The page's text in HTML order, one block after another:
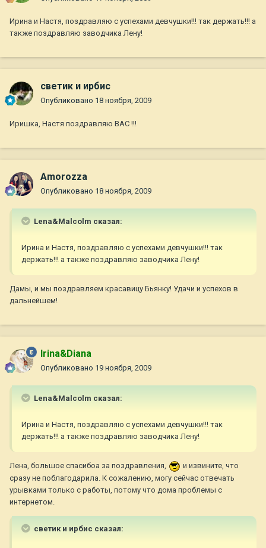
Ирина и Настя, поздравляю с успехами девчушки!!! так держать!!! а
также поздравляю заводчика Лену!
светик и ирбис
Опубликовано 18 ноября, 2009
Иришка, Настя поздравляю ВАС !!!
Amorozza
Опубликовано 18 ноября, 2009
Lena&Malcolm сказал:
Ирина и Настя, поздравляю с успехами девчушки!!! так
держать!!! а также поздравляю заводчика Лену!
Дамы, и мы поздравляем красавицу Бьянку! Удачи и успехов в
дальнейшем!
Irina&Diana
Опубликовано 19 ноября, 2009
Lena&Malcolm сказал:
Ирина и Настя, поздравляю с успехами девчушки!!! так
держать!!! а также поздравляю заводчика Лену!
Лена, большое спасибоа за поздравления,
и извините, что
сразу не поблагодарила. К сожалению, могу сейчас отвечать
урывками только с работы, потому что дома проблемы с
интернетом.
светик и ирбис сказал: